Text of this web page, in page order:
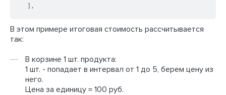
  ],
В этом примере итоговая стоимость рассчитывается
так:
В корзине 1 шт. продукта:
1 шт. - попадает в интервал от 1 до 5, берем цену из
него.
Цена за единицу = 100 руб.